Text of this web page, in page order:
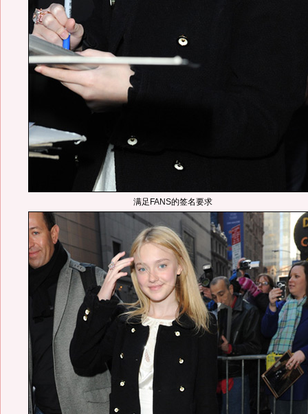
满足FANS的签名要求